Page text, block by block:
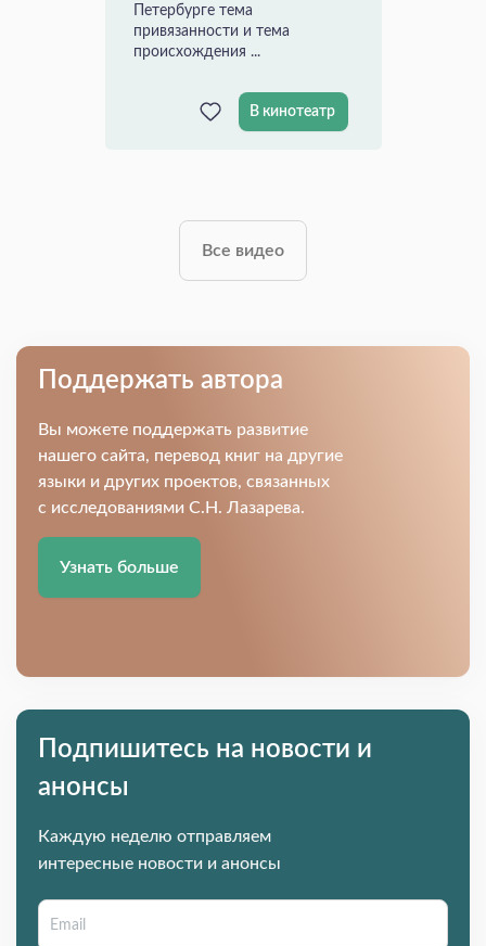
Петербурге тема
привязанности и тема
происхождения ...
В кинотеатр
Все видео
Поддержать автора
Вы можете поддержать развитие
нашего сайта, перевод книг на другие
языки и других проектов, связанных
с исследованиями С.Н. Лазарева.
Узнать больше
Подпишитесь на новости и
анонсы
Каждую неделю отправляем
интересные новости и анонсы